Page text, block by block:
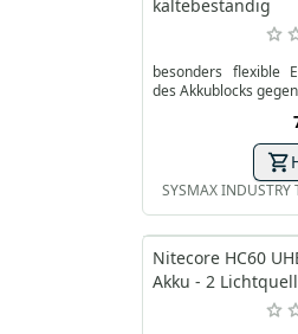
kältebeständig
besonders flexible
des Akkublocks
SYSMAX
Nitecore HC60
Akku - 2